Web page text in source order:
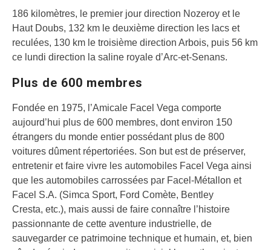
186 kilomètres, le premier jour direction Nozeroy et le
Haut Doubs, 132 km le deuxième direction les lacs et
reculées, 130 km le troisième direction Arbois, puis 56 km
ce lundi direction la saline royale d’Arc-et-Senans.
Plus de 600 membres
Fondée en 1975, l’Amicale Facel Vega comporte
aujourd’hui plus de 600 membres, dont environ 150
étrangers du monde entier possédant plus de 800
voitures dûment répertoriées. Son but est de préserver,
entretenir et faire vivre les automobiles Facel Vega ainsi
que les automobiles carrossées par Facel-Métallon et
Facel S.A. (Simca Sport, Ford Comète, Bentley
Cresta, etc.), mais aussi de faire connaître l’histoire
passionnante de cette aventure industrielle, de
sauvegarder ce patrimoine technique et humain, et, bien